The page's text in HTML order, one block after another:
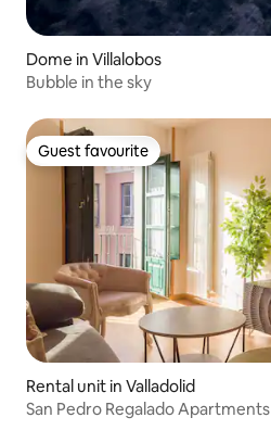
Dome in Villalobos
Bubble in the sky
Guest favourite
Guest favourite
Rental unit in Valladolid
San Pedro Regalado Apartments